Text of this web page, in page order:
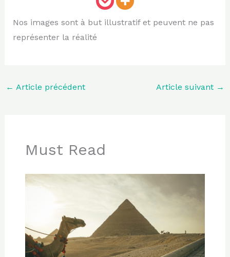
Nos images sont à but illustratif et peuvent ne pas
représenter la réalité
← Article précédent Article suivant →
Must Read